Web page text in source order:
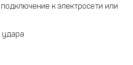
к электросети или
удара